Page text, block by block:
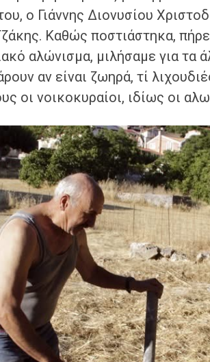
ο Γιάννης Διονυσίου
Καθώς ποστιάστηκα,
αλώνισμα, μιλήσαμε για τα
αν είναι ζωηρά, τί
οι νοικοκυραίοι, ιδίως οι